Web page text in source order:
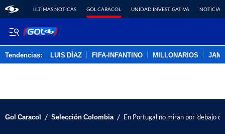
ÚLTIMAS NOTICAS GOL CARACOL UNIDAD INVESTIGATIVA NOTICIAS
Tendencias: LUIS DÍAZ FIFA-INFANTINO MILLONARIOS
Gol Caracol / Selección Colombia / En Portugal no miran por 'debajo